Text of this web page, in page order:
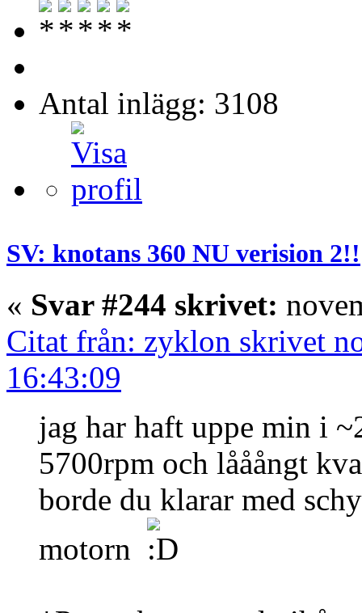
Antal inlägg: 3108
SV: knotans 360 NU verision 2!!
« Svar #244 skrivet:
Citat från: zyklon skrivet
16:43:09
jag har haft uppe min i
5700rpm och lååångt
borde du klarar med
motorn